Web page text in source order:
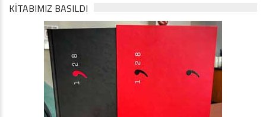
KİTABIMIZ BASILDI